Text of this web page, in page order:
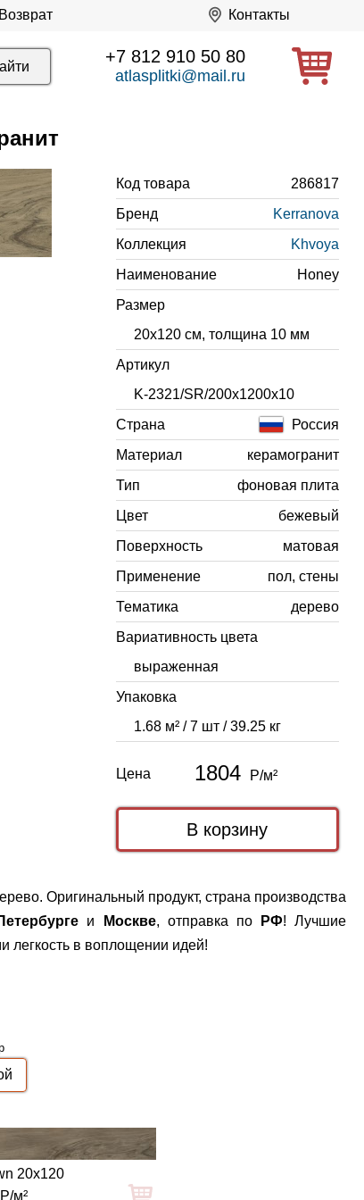
Возврат Контакты
+7 812 910 50 80
atlasplitki@mail.ru
Код товара
286817
Бренд
Kerranova
Коллекция
Khvoya
Наименование
Honey
Размер
20x120 см, толщина 10 мм
Артикул
K-2321/SR/200x1200x10
Страна
Россия
Материал
керамогранит
Тип
фоновая плита
Цвет
бежевый
Поверхность
матовая
Применение
пол, стены
Тематика
дерево
Вариативность цвета
выраженная
Упаковка
1.68 м² / 7 шт / 39.25 кг
Цена 1804 Р/м²
Оригинальный продукт, страна производства
и Москве, отправка по РФ! Лучшие
легкость в воплощении идей!
20x120
Р/м²